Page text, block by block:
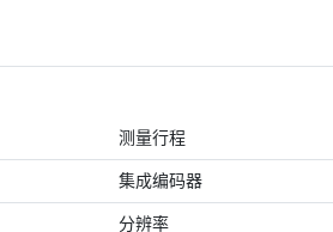
测量行程
集成编码器
分辨率